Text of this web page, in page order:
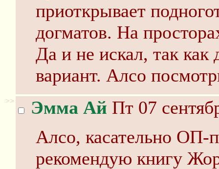
приоткрывает
догматов. На
Да и не искал, так
вариант. Алсо
>> Эмма Ай Пт 07
Алсо, касательно ОП-
рекомендую книгу